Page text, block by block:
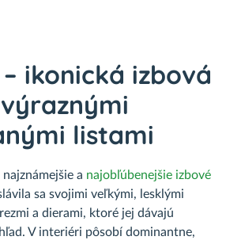
ikonická izbová
listami
a najobľúbenejšie izbové
sa svojimi veľkými, lesklými
a dierami, ktoré jej dávajú
V interiéri pôsobí dominantne,